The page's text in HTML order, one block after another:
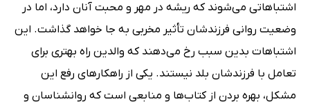
اشتباهاتی می‌شوند که ریشه در مهر و محبت آنان دارد، اما در
وضعیت روانی فرزندشان تأثیر مخربی به جا خواهد گذاشت. این
اشتباهات بدین سبب رخ می‌دهند که والدین راه بهتری برای
تعامل با فرزندشان بلد نیستند. یکی از راهکارهای رفع این
مشکل، بهره بردن از کتاب‌ها و منابعی است که روانشناسان و